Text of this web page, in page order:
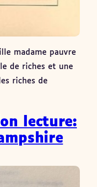
madame pauvre
de riches et une
riches de
lecture: